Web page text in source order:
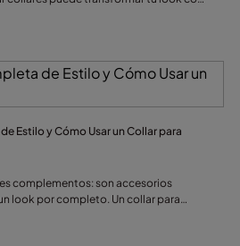
Estilo y Cómo Usar un Collar para
complementos: son accesorios
look por completo. Un collar para
de cómo lo combines y de la ocasión.